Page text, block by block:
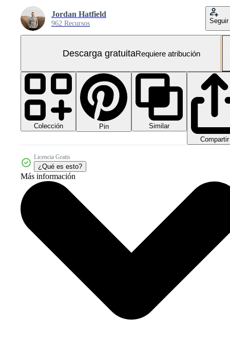
Jordan Hatfield
962 Recursos Seguir
Descarga gratuitaRequiere atribución
Colección Pin
Similar
Compartir
Licencia Gratis
¿Qué es esto?
Más información